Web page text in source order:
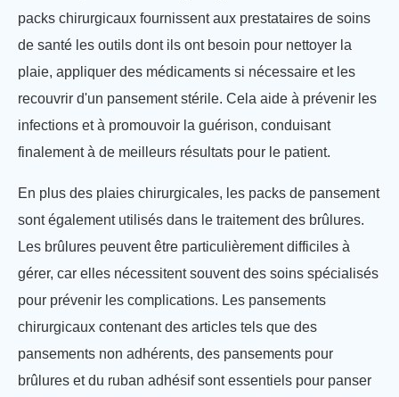
packs chirurgicaux fournissent aux prestataires de soins
de santé les outils dont ils ont besoin pour nettoyer la
plaie, appliquer des médicaments si nécessaire et les
recouvrir d'un pansement stérile. Cela aide à prévenir les
infections et à promouvoir la guérison, conduisant
finalement à de meilleurs résultats pour le patient.
En plus des plaies chirurgicales, les packs de pansement
sont également utilisés dans le traitement des brûlures.
Les brûlures peuvent être particulièrement difficiles à
gérer, car elles nécessitent souvent des soins spécialisés
pour prévenir les complications. Les pansements
chirurgicaux contenant des articles tels que des
pansements non adhérents, des pansements pour
brûlures et du ruban adhésif sont essentiels pour panser